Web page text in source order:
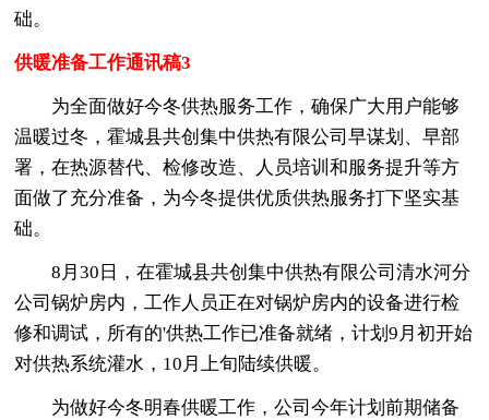
础。
供暖准备工作通讯稿3
为全面做好今冬供热服务工作，确保广大用户能够
温暖过冬，霍城县共创集中供热有限公司早谋划、早部
署，在热源替代、检修改造、人员培训和服务提升等方
面做了充分准备，为今冬提供优质供热服务打下坚实基
础。
8月30日，在霍城县共创集中供热有限公司清水河分
公司锅炉房内，工作人员正在对锅炉房内的设备进行检
修和调试，所有的'供热工作已准备就绪，计划9月初开始
对供热系统灌水，10月上旬陆续供暖。
为做好今冬明春供暖工作，公司今年计划前期储备